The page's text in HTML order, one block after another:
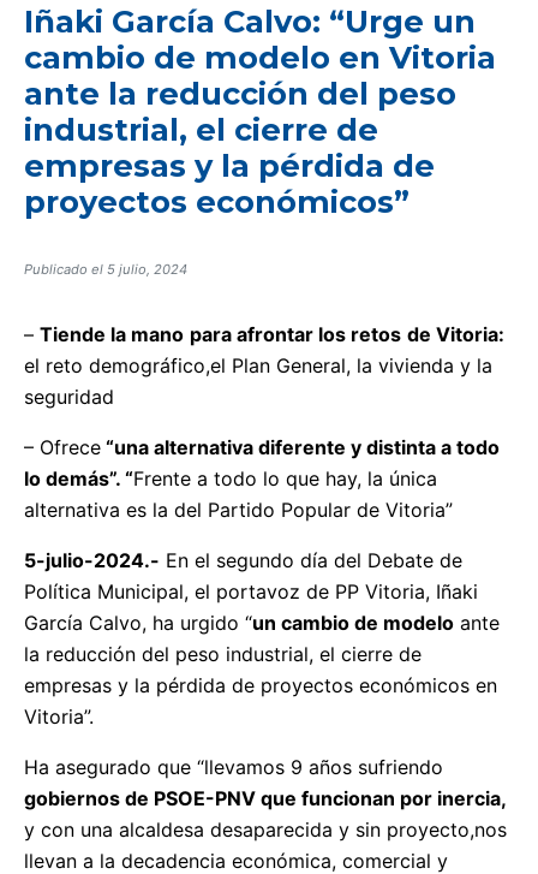
Publicado el 5 julio, 2024
Iñaki García Calvo: “Urge un
cambio de modelo en Vitoria
ante la reducción del peso
industrial, el cierre de
empresas y la pérdida de
proyectos económicos”
– Tiende la mano para afrontar los retos de Vitoria:
el reto demográfico,el Plan General, la vivienda y la
seguridad
– Ofrece “una alternativa diferente y distinta a todo
lo demás”. “Frente a todo lo que hay, la única
alternativa es la del Partido Popular de Vitoria”
5-julio-2024.- En el segundo día del Debate de
Política Municipal, el portavoz de PP Vitoria, Iñaki
García Calvo, ha urgido “un cambio de modelo ante
la reducción del peso industrial, el cierre de
empresas y la pérdida de proyectos económicos en
Vitoria”.
Ha asegurado que “llevamos 9 años sufriendo
gobiernos de PSOE-PNV que funcionan por inercia,
y con una alcaldesa desaparecida y sin proyecto,nos
llevan a la decadencia económica, comercial y